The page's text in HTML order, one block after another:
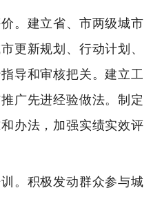
建立省、市两级城市
更新规划、行动计划、
导和审核把关。建立工
广先进经验做法。制定
办法，加强实绩实效评
积极发动群众参与城